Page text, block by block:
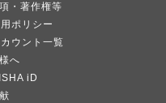
・著作権等
ポリシー
ウント一覧
へ
iD